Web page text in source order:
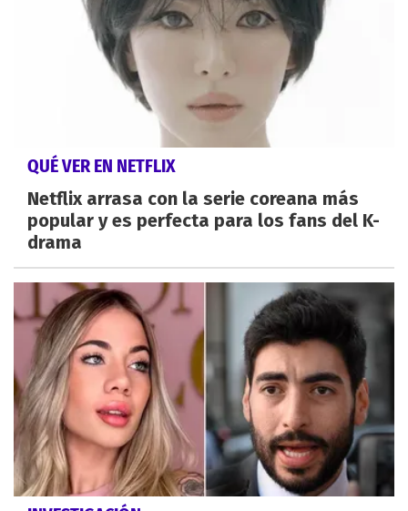
QUÉ VER EN NETFLIX
Netflix arrasa con la serie coreana más
popular y es perfecta para los fans del K-
drama